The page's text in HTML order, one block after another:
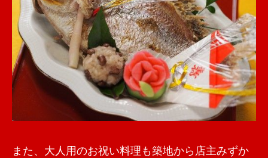
また、大人用のお祝い料理も築地から店主みずか